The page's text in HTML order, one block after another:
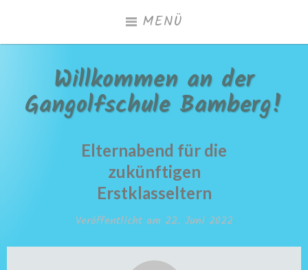
springen
MENÜ
Willkommen an der
Gangolfschule Bamberg!
Elternabend für die
zukünftigen
Erstklasseltern
Veröffentlicht am 22. Juni 2022